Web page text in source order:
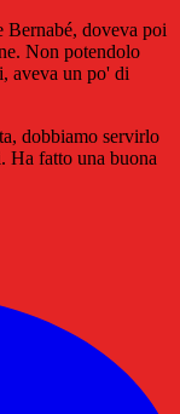
doveva poi
Non potendolo
aveva un po' di
dobbiamo servirlo
Ha fatto una buona